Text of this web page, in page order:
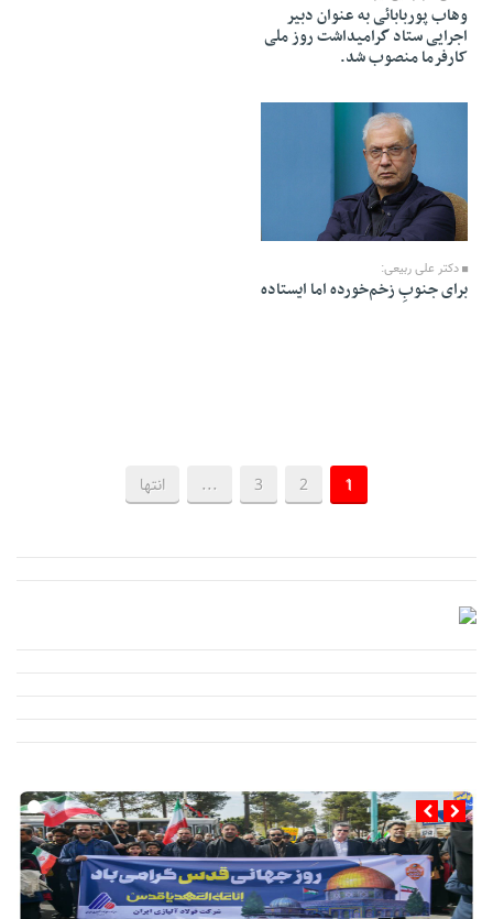
وهاب پوربابائی به عنوان دبیر
اجرایی ستاد گرامیداشت روز ملی
کارفرما منصوب شد.
28 Tir 1405 - 06:20
دکتر علی ربیعی:
برای جنوبِ زخم‌خورده اما ایستاده
1
2
3
... انتها